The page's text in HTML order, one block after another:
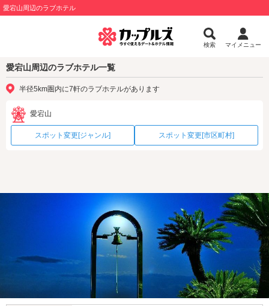
愛宕山周辺のラブホテル
検索 マイメニュー
愛宕山周辺のラブホテル一覧
半径5km圏内に7軒のラブホテルがあります
愛宕山
スポット変更[ジャンル] スポット変更[市区町村]